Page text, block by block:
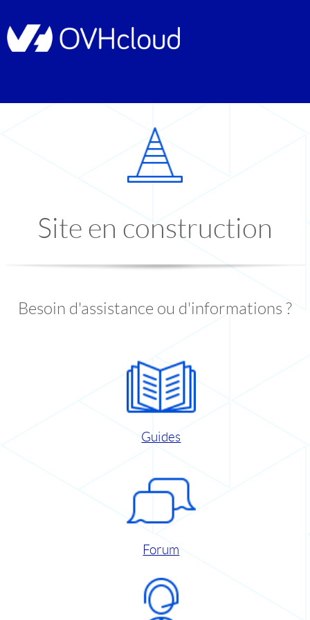
Site en construction
Besoin d'assistance ou d'informations ?
Guides
Forum